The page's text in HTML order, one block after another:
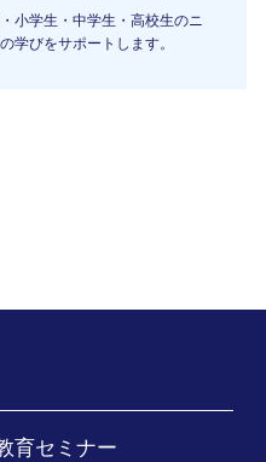
小学生・中学生・高校生のニ
学びをサポートします。
育セミナー